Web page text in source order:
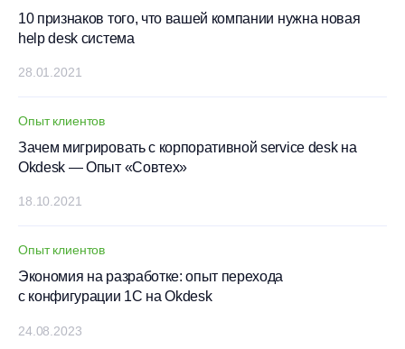
10 признаков того, что вашей компании нужна новая
help desk система
28.01.2021
Опыт клиентов
Зачем мигрировать с корпоративной service desk на
Okdesk — Опыт «Совтех»
18.10.2021
Опыт клиентов
Экономия на разработке: опыт перехода
с конфигурации 1С на Okdesk
24.08.2023